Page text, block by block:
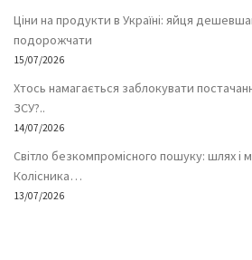
Ціни на продукти в Україні: яйця
подорожчати
15/07/2026
Хтось намагається заблокувати
ЗСУ?..
14/07/2026
Світло безкомпромісного пошуку: шлях і
Колісника…
13/07/2026